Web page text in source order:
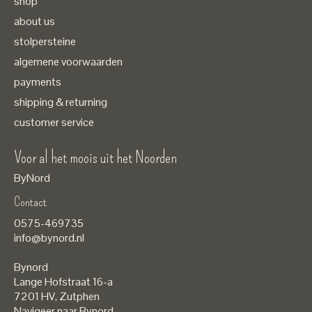
about us
stolpersteine
algemene voorwaarden
payments
shipping & returning
customer service
Voor al het moois uit het Noorden
ByNord
Contact
0575-469735
info@bynord.nl
Bynord
Lange Hofstraat 16-a
7201 HV, Zutphen